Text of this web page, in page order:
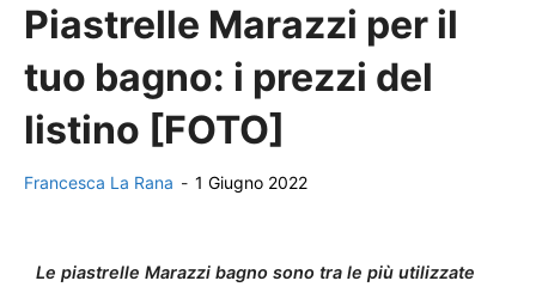
Piastrelle Marazzi per il
tuo bagno: i prezzi del
listino [FOTO]
Francesca La Rana - 1 Giugno 2022
Le piastrelle Marazzi bagno sono tra le più utilizzate